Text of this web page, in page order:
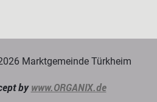
Marktgemeinde Türkheim
bywww.ORGANIX.de